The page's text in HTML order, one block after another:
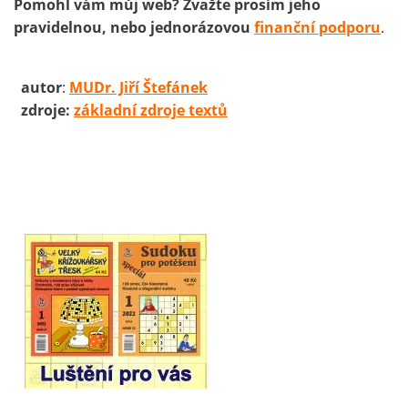
Pomohl vám můj web? Zvažte prosím jeho
pravidelnou, nebo jednorázovou finanční podporu.
autor: MUDr. Jiří Štefánek
zdroje: základní zdroje textů